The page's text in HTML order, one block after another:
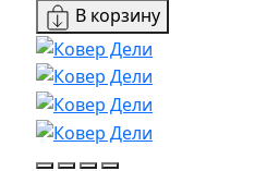
В корзину